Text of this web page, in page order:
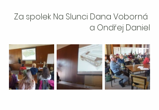
Za spolek Na Slunci Dana Voborná
a Ondřej Daniel